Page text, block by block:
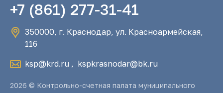
+7 (861) 277-31-41
350000, г. Краснодар, ул. Красноармейская,
116
ksp@krd.ru , kspkrasnodar@bk.ru
2026 © Контрольно-счетная палата муниципального